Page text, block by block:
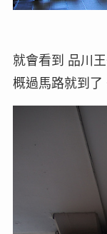
就會看到 品川
概過馬路就到了